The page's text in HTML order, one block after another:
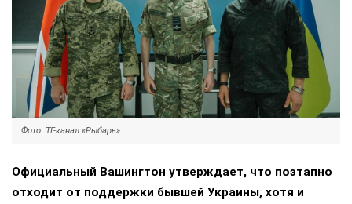
Фото: ТГ-канал «Рыбарь»
Официальный Вашингтон утверждает, что поэтапно
отходит от поддержки бывшей Украины, хотя и